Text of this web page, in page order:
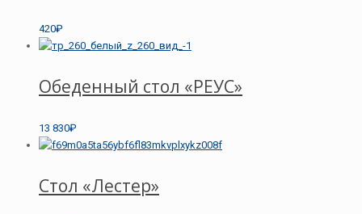
420₽
Обеденный стол «РЕУС»
13 830₽
Стол «Лестер»